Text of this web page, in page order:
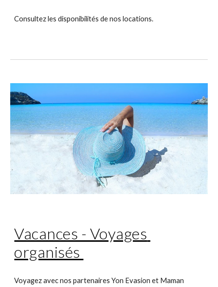
Consultez les disponibilités de nos locations.
Vacances - Voyages
organisés
Voyagez avec nos partenaires Yon Evasion et Maman